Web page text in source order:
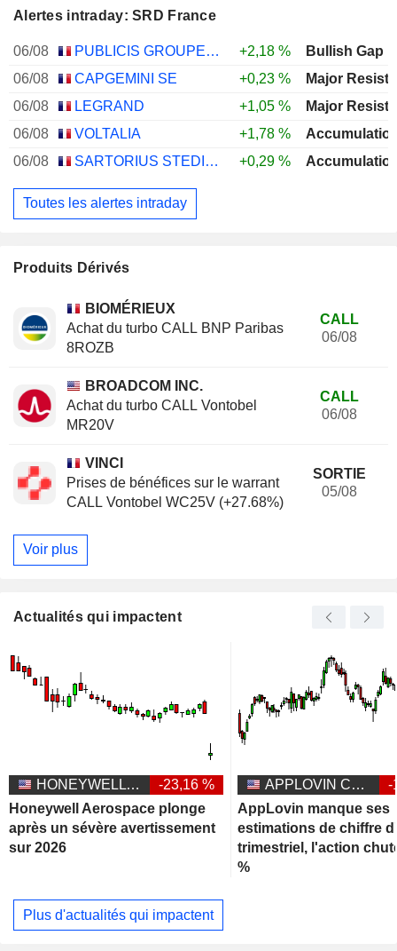
Alertes intraday: SRD France
06/08 PUBLICIS GROUPE S.A. +2,18 %
Bullish Gap
06/08
CAPGEMINI SE
+0,23 %
06/08
LEGRAND
+1,05 %
06/08
VOLTALIA
+1,78 %
06/08
SARTORIUS STEDIM BIOTECH +0,29 %
Toutes les alertes intraday
Produits Dérivés
BIOMÉRIEUX
Achat du turbo CALL BNP Paribas
8ROZB
CALL
06/08
BROADCOM INC.
Achat du turbo CALL Vontobel
MR20V
CALL
06/08
VINCI
Prises de bénéfices sur le warrant
CALL Vontobel WC25V (+27.68%)
SORTIE
05/08
Voir plus
Actualités qui impactent
HONEYWELL AEROSPACE INC.
-23,16 %
Honeywell Aerospace plonge
après un sévère avertissement
sur 2026
APPLOVIN CORPORATION
-
AppLovin manque ses
estimations de chiffre
trimestriel, l'action
%
Plus d'actualités qui impactent